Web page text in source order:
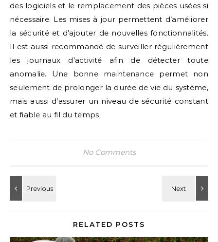
des logiciels et le remplacement des pièces usées si
nécessaire. Les mises à jour permettent d’améliorer
la sécurité et d’ajouter de nouvelles fonctionnalités.
Il est aussi recommandé de surveiller régulièrement
les journaux d’activité afin de détecter toute
anomalie. Une bonne maintenance permet non
seulement de prolonger la durée de vie du système,
mais aussi d’assurer un niveau de sécurité constant
et fiable au fil du temps.
No Comments
RELATED POSTS